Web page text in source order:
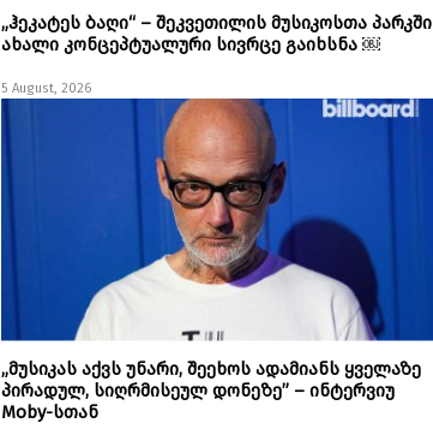
„ჰეკატეს ბაღი“ – შეკვეთილის მუსიკოსთა პარკში
ახალი კონცეპტუალური სივრცე გაიხსნა ￼
5 August, 2026
„მუსიკას აქვს უნარი, შეეხოს ადამიანს ყველაზე
პირადულ, სიღრმისეულ დონეზე” – ინტერვიუ
Moby-სთან